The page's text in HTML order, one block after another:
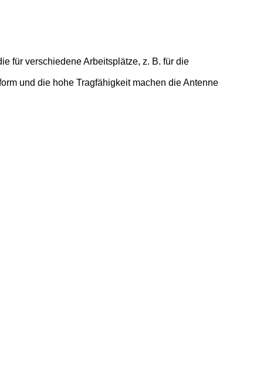
für verschiedene Arbeitsplätze, z. B. für die
und die hohe Tragfähigkeit machen die Antenne